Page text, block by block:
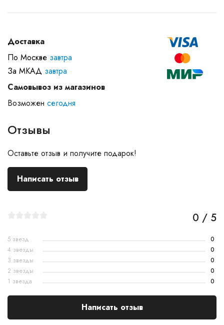
Доставка
По Москве завтра
За МКАД завтра
Самовывоз из магазинов
Возможен сегодня
Отзывы
Оставьте отзыв и получите подарок!
Написать отзыв
0 / 5
5 звезд
0
4 звезды
0
3 звезды
0
2 звезды
0
1 звезда
0
Написать отзыв